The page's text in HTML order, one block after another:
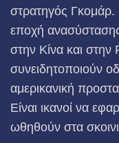
στρατηγός Γκομάρ.
εποχή
στην Κίνα και
συνειδητοποιούν
αμερικανική
Είναι ικανοί να
ωθηθούν στα